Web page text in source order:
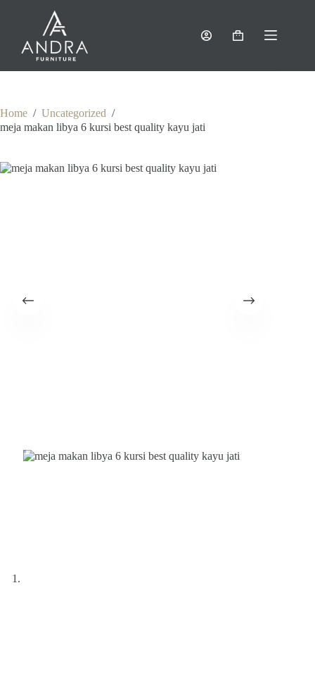
Shopping
Home / Uncategorized /
meja makan libya 6 kursi best quality kayu jati